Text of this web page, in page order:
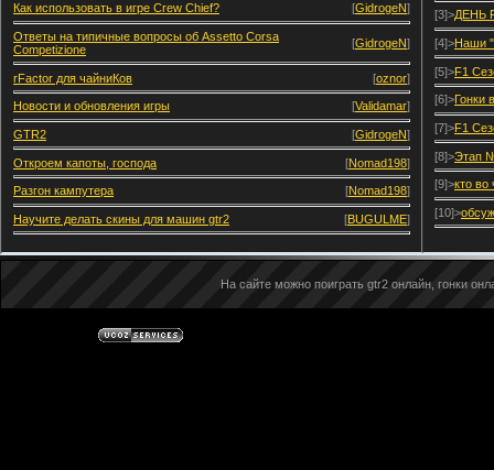
Как использовать в игре Crew Chief? [GidrogeN]
Ответы на типичные вопросы об Assetto Corsa
Competizione
[GidrogeN]
rFactor для чайниКов [oznor]
Новости и обновления игры [Validamar]
GTR2 [GidrogeN]
Откроем капоты, господа [Nomad198]
Разгон кампутера [Nomad198]
Научите делать скины для машин gtr2 [BUGULME]
[3]>ДЕНЬ
[4]>Наши
[5]>F1
[6]>Гонки
[7]>F1
[8]>Этап
[9]>кто во
[10]>
На сайте можно поиграть gtr2 онлайн, гонки